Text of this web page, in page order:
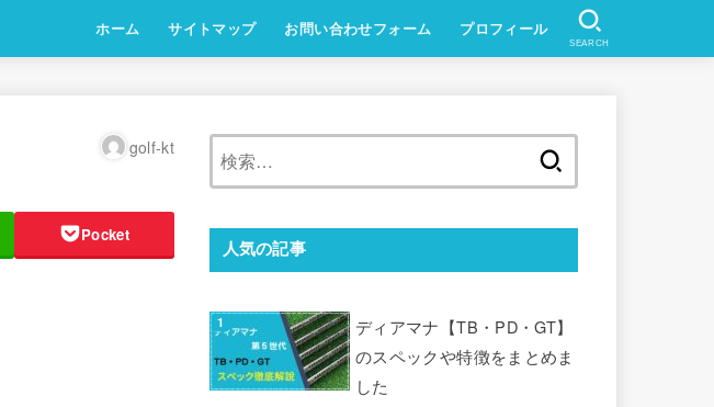
ホーム サイトマップ お問い合わせフォーム プロフィール
SEARCH
golf-kt
Pocket
人気の記事
ディアマナ【TB・PD・GT】
のスペックや特徴をまとめま
した